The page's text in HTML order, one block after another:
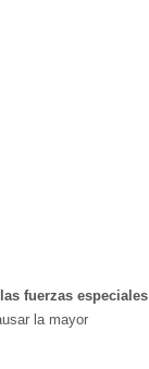
fuerzas especiales
la mayor